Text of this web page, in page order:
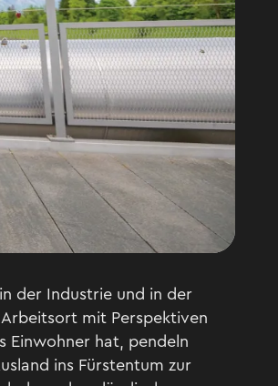
der Industrie und in der
mit Perspektiven
Einwohner hat, pendeln
ins Fürstentum zur